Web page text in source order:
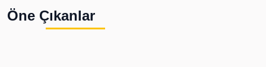
Öne Çıkanlar